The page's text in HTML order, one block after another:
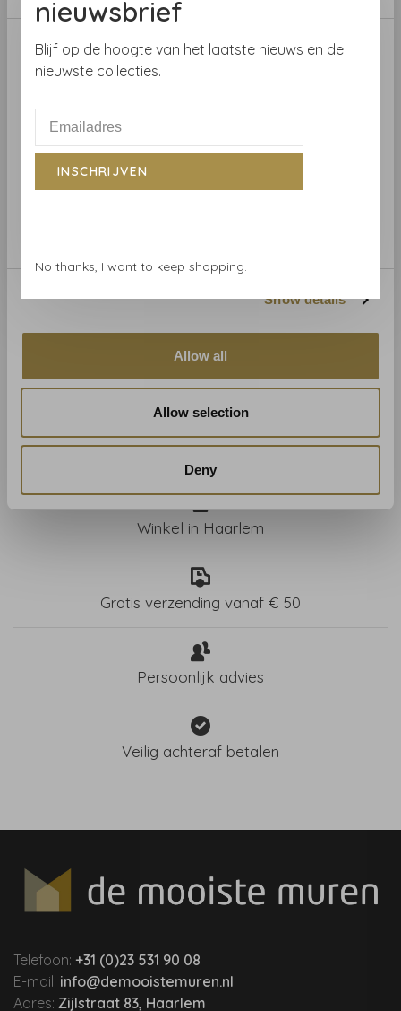
Consent
Selection
Necessary
Statistics
Show details
Allow all
Allow selection
Deny
Cole and Son Lily
€160,00
Cole and Son Lily Grijs En
Wit 69/3110
€160,00
Winkel in Haarlem
Gratis verzending vanaf € 50
Persoonlijk advies
Veilig achteraf betalen
Telefoon: +31 (0)23 531 90 08
E-mail: info@demooistemuren.nl
Adres: Zijlstraat 83, Haarlem
nieuwsbrief
Blijf op de hoogte van het laatste nieuws en de
nieuwste collecties.
INSCHRIJVEN
No thanks, I want to keep shopping.